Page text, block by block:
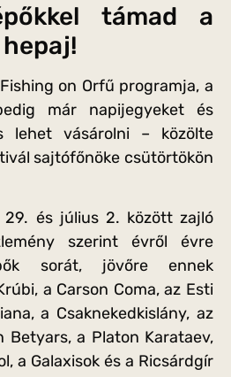
támad a
on Orfű programja, a
már napijegyeket és
lehet vásárolni – közölte
sajtófőnöke csütörtökön
és július 2. között zajló
szerint évről évre
sorát, jövőre ennek
a Carson Coma, az Esti
a Csaknekedkislány, az
Betyars, a Platon Karataev,
a Galaxisok és a Ricsárdgír